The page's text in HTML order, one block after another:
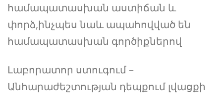
համապատասխան աստիճան և
փորձ,ինչպես նաև ապահովված են
համապատասխան գործիքներով
Լաբորատոր ստուգում –
Անհարաժեշտության դեպքում լվացքի